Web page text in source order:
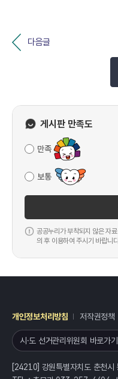
다음글
게시판 만족도
만족
보통
공공누리가 부착되지 않은 자
의 후 이용하여 주시기 바랍니
개인정보처리방침 저작권정책
시·도 선거관리위원회 바로가기
[24210] 강원특별자치도 춘천